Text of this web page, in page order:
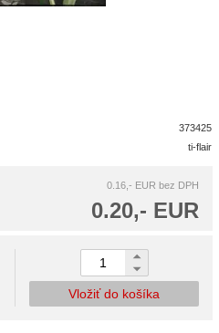
373425
ti-flair
0.16,- EUR bez DPH
0.20,- EUR
Vložiť do košíka